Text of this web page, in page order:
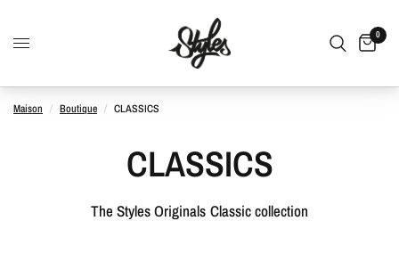
0
Maison / Boutique / CLASSICS
CLASSICS
The Styles Originals Classic collection